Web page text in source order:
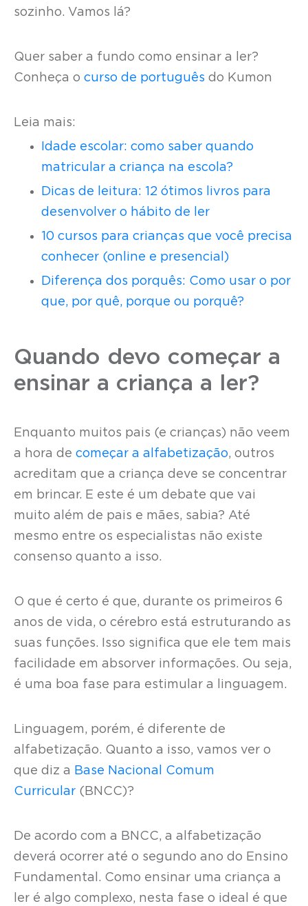
sozinho. Vamos lá?
Quer saber a fundo como ensinar a ler?
Conheça o curso de português do Kumon
Leia mais:
Idade escolar: como saber quando
matricular a criança na escola?
Dicas de leitura: 12 ótimos livros para
desenvolver o hábito de ler
10 cursos para crianças que você precisa
conhecer (online e presencial)
Diferença dos porquês: Como usar o por
que, por quê, porque ou porquê?
Quando devo começar a
ensinar a criança a ler?
Enquanto muitos pais (e crianças) não veem
a hora de começar a alfabetização, outros
acreditam que a criança deve se concentrar
em brincar. E este é um debate que vai
muito além de pais e mães, sabia? Até
mesmo entre os especialistas não existe
consenso quanto a isso.
O que é certo é que, durante os primeiros 6
anos de vida, o cérebro está estruturando as
suas funções. Isso significa que ele tem mais
facilidade em absorver informações. Ou seja,
é uma boa fase para estimular a linguagem.
Linguagem, porém, é diferente de
alfabetização. Quanto a isso, vamos ver o
que diz a Base Nacional Comum
Curricular (BNCC)?
De acordo com a BNCC, a alfabetização
deverá ocorrer até o segundo ano do Ensino
Fundamental. Como ensinar uma criança a
ler é algo complexo, nesta fase o ideal é que